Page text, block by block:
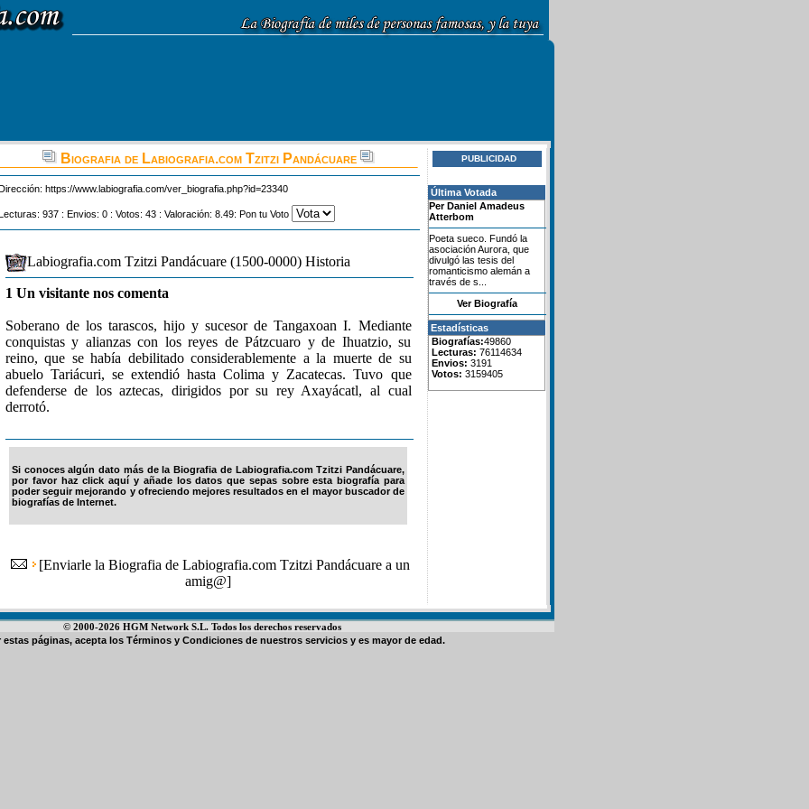
Biografia de Labiografia.com Tzitzi Pandácuare
https://www.labiografia.com/ver_biografia.php?id=23340
937 : Envios: 0 : Votos: 43 : Valoración: 8.49: Pon tu Voto
Labiografia.com Tzitzi Pandácuare (1500-0000) Historia
1 Un visitante nos comenta
Soberano de los tarascos, hijo y sucesor de Tangaxoan I. Mediante
conquistas y alianzas con los reyes de Pátzcuaro y de Ihuatzio, su
reino, que se había debilitado considerablemente a la muerte de su
abuelo Tariácuri, se extendió hasta Colima y Zacatecas. Tuvo que
defenderse de los aztecas, dirigidos por su rey Axayácatl, al cual
derrotó.
Si conoces algún dato más de la Biografia de Labiografia.com Tzitzi Pandácuare,
por favor haz click aquí y añade los datos que sepas sobre esta biografía para
poder seguir mejorando y ofreciendo mejores resultados en el mayor buscador de
biografías de Internet.
[Enviarle la Biografia de Labiografia.com Tzitzi Pandácuare a un
amig@]
PUBLICIDAD
Última Votada
Per Daniel Amadeus
Atterbom
Poeta sueco. Fundó la
asociación Aurora, que
divulgó las tesis del
romanticismo alemán a
través de s...
Ver Biografía
Estadísticas
Biografías:49860
Lecturas: 76114634
Envios: 3191
Votos: 3159405
© 2000-2026 HGM Network S.L. Todos los derechos reservados
estas páginas, acepta los Términos y Condiciones de nuestros servicios y es mayor de edad.